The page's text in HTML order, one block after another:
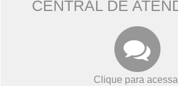
CENTRAL DE
Clique para